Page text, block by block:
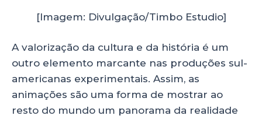
[Imagem: Divulgação/Timbo Estudio]
A valorização da cultura e da história é um
outro elemento marcante nas produções sul-
americanas experimentais. Assim, as
animações são uma forma de mostrar ao
resto do mundo um panorama da realidade